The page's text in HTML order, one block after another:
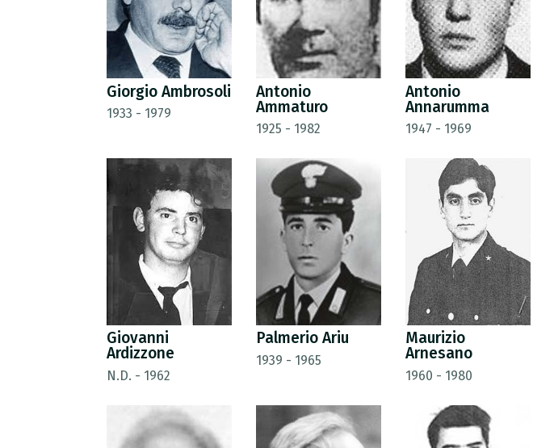
Giorgio Ambrosoli
1933 - 1979
Antonio
Ammaturo
1925 - 1982
Antonio
Annarumma
1947 - 1969
Giovanni
Ardizzone
N.D. - 1962
Palmerio Ariu
1939 - 1965
Maurizio
Arnesano
1960 - 1980